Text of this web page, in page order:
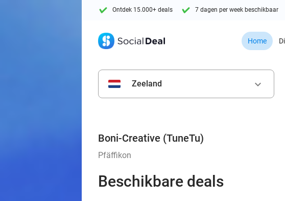
Ontdek 15.000+ deals 7 dagen per week beschikbaar
Home
Zeeland keyboard_arrow_down
Boni-Creative (TuneTu)
Pfäffikon
Beschikbare deals